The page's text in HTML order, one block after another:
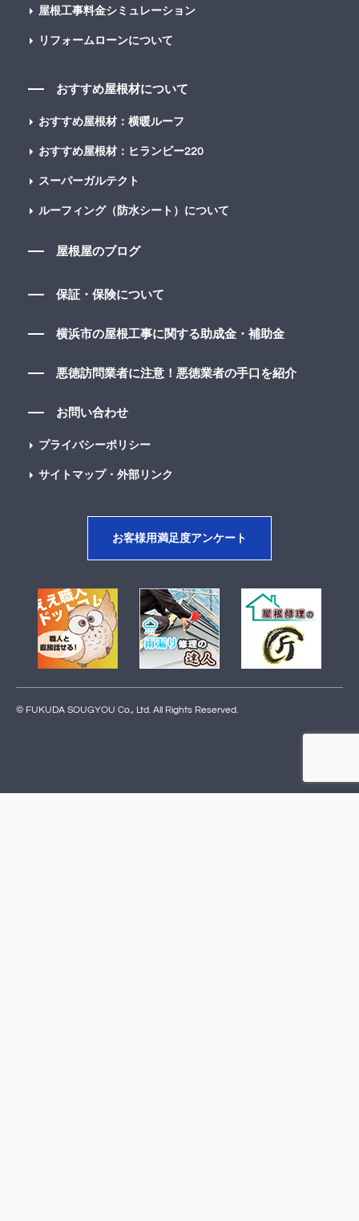
屋根工事料金シミュレーション
リフォームローンについて
おすすめ屋根材について
おすすめ屋根材：横暖ルーフ
おすすめ屋根材：ヒランビー220
スーパーガルテクト
ルーフィング（防水シート）について
屋根屋のブログ
保証・保険について
横浜市の屋根工事に関する助成金・補助金
悪徳訪問業者に注意！悪徳業者の手口を紹介
お問い合わせ
プライバシーポリシー
サイトマップ・外部リンク
お客様用満足度アンケート
© FUKUDA SOUGYOU Co., Ltd. All Rights Reserved.